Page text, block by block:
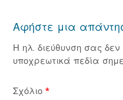
Αφήστε μια
Η ηλ. διεύθυνση σας δεν
υποχρεωτικά πεδία
Σχόλιο*